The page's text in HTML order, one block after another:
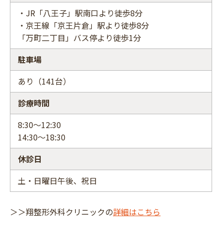
・JR「八王子」駅南口より徒歩8分
・京王線「京王片倉」駅より徒歩8分
「万町二丁目」バス停より徒歩1分
駐車場
あり（141台）
診療時間
8:30～12:30
14:30～18:30
休診日
土・日曜日午後、祝日
＞＞翔整形外科クリニックの詳細はこちら